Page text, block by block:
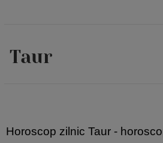
Taur
Horoscop zilnic Taur -